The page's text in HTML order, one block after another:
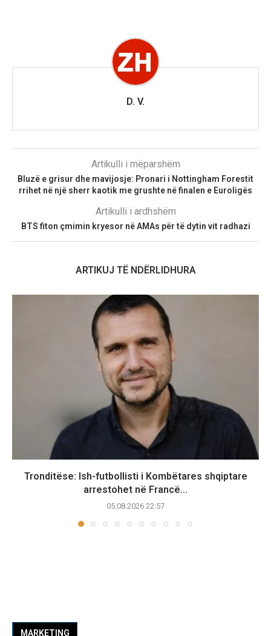
D. V.
Artikulli i mëparshëm
Bluzë e grisur dhe mavijosje: Pronari i Nottingham Forestit
rrihet në një sherr kaotik me grushte në finalen e Euroligës
Artikulli i ardhshëm
BTS fiton çmimin kryesor në AMAs për të dytin vit radhazi
ARTIKUJ TË NDËRLIDHURA
Tronditëse: Ish-futbollisti i Kombëtares shqiptare
arrestohet në Francë...
05.08.2026 22:57
MARKETING